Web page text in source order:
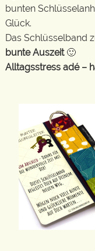
bunten
Glück.
Das Schlüsselband
bunte Auszeit🙂
Alltagsstress adé –